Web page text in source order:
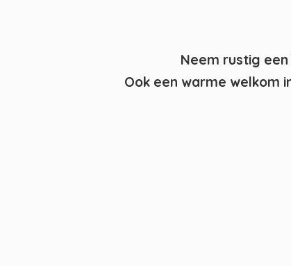
Neem rustig
Ook een warme welkom